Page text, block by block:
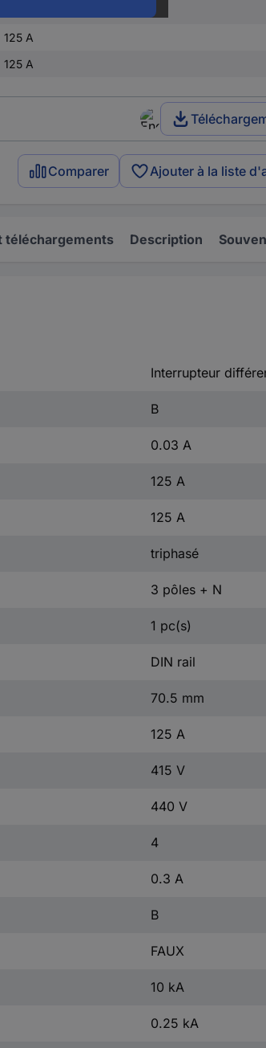
125 A
125 A
Comparer Ajouter à la liste
téléchargements Description
Interrupteur
B
0.03 A
125 A
125 A
triphasé
3 pôles + N
1 pc(s)
DIN rail
70.5 mm
125 A
415 V
440 V
4
0.3 A
B
FAUX
10 kA
0.25 kA